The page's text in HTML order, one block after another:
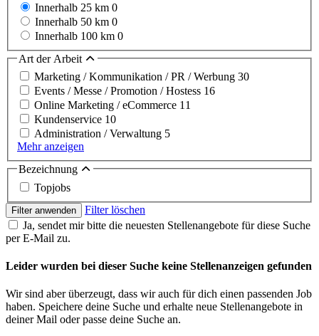
Innerhalb 25 km 0
Innerhalb 50 km 0
Innerhalb 100 km 0
Art der Arbeit
Marketing / Kommunikation / PR / Werbung 30
Events / Messe / Promotion / Hostess 16
Online Marketing / eCommerce 11
Kundenservice 10
Administration / Verwaltung 5
Mehr anzeigen
Bezeichnung
Topjobs
Filter anwenden
Filter löschen
Ja, sendet mir bitte die neuesten Stellenangebote für diese Suche
per E-Mail zu.
Leider wurden bei dieser Suche keine Stellenanzeigen gefunden
Wir sind aber überzeugt, dass wir auch für dich einen passenden Job
haben. Speichere deine Suche und erhalte neue Stellenangebote in
deiner Mail oder passe deine Suche an.